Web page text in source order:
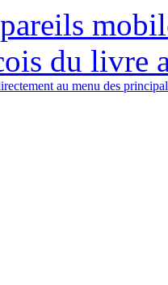
du livre
au menu des